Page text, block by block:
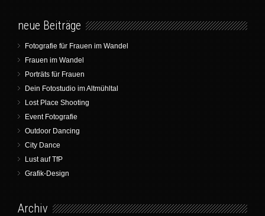
neue Beiträge
Fotografie für Frauen im Wandel
Frauen im Wandel
Porträts für Frauen
Dein Fotostudio im Altmühltal
Lost Place Shooting
Event Fotografie
Outdoor Dancing
City Dance
Lust auf TfP
Grafik-Design
Archiv